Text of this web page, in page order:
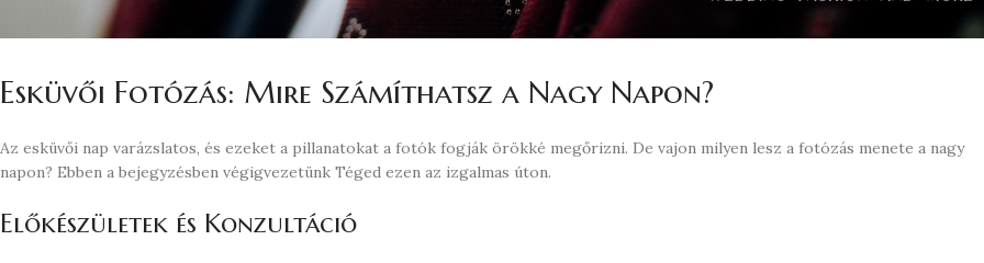
Esküvői Fotózás: Mire Számíthatsz a Nagy Napon?
Az esküvői nap varázslatos, és ezeket a pillanatokat a fotók fogják örökké megőrizni. De vajon milyen lesz a fotózás menete a nagy
napon? Ebben a bejegyzésben végigvezetünk Téged ezen az izgalmas úton.
Előkészületek és Konzultáció